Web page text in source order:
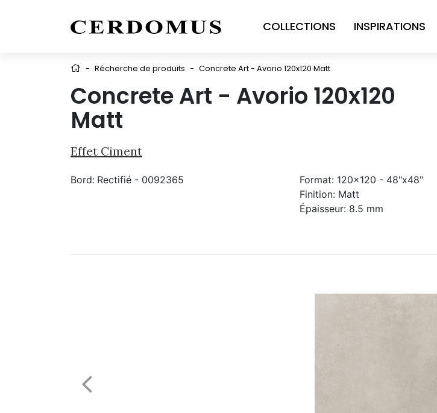
COLLECTIONS INSPIRATIONS
- Récherche de produits - Concrete Art - Avorio 120x120 Matt
Concrete Art - Avorio 120x120
Matt
Effet Ciment
Bord: Rectifié - 0092365 Format: 120x120 - 48"x48"
Finition: Matt
Épaisseur: 8.5 mm